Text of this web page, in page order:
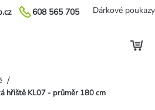
608 565 705 Dárkové poukazy
/
hřiště KL07 - průměr 180 cm